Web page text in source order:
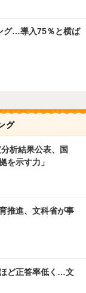
グ…導入75％と横ば
グ
析結果公表、国
を示す力」
推進、文科省が事
ど正答率低く…文